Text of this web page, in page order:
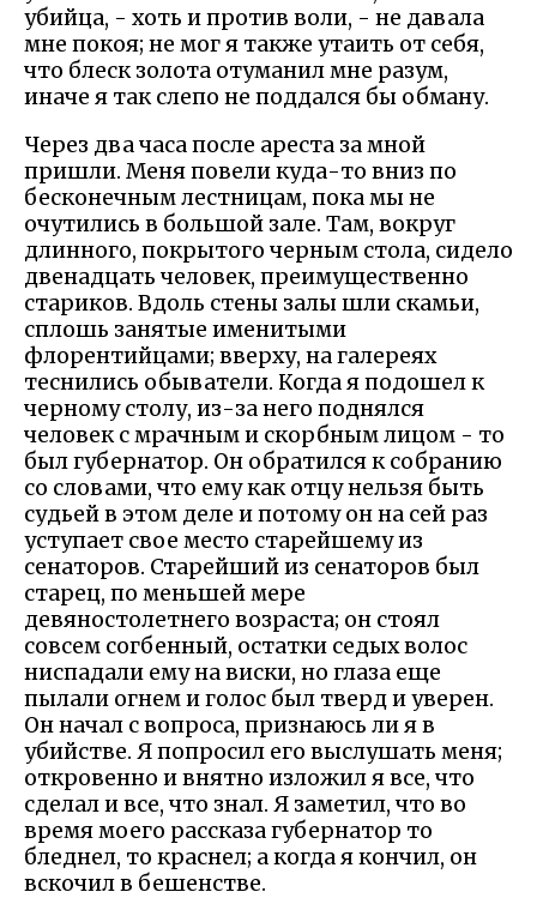
убийца, - хоть и против воли, - не давала
мне покоя; не мог я также утаить от себя,
что блеск золота отуманил мне разум,
иначе я так слепо не поддался бы обману.
Через два часа после ареста за мной
пришли. Меня повели куда-то вниз по
бесконечным лестницам, пока мы не
очутились в большой зале. Там, вокруг
длинного, покрытого черным стола, сидело
двенадцать человек, преимущественно
стариков. Вдоль стены залы шли скамьи,
сплошь занятые именитыми
флорентийцами; вверху, на галереях
теснились обыватели. Когда я подошел к
черному столу, из-за него поднялся
человек с мрачным и скорбным лицом - то
был губернатор. Он обратился к собранию
со словами, что ему как отцу нельзя быть
судьей в этом деле и потому он на сей раз
уступает свое место старейшему из
сенаторов. Старейший из сенаторов был
старец, по меньшей мере
девяностолетнего возраста; он стоял
совсем согбенный, остатки седых волос
ниспадали ему на виски, но глаза еще
пылали огнем и голос был тверд и уверен.
Он начал с вопроса, признаюсь ли я в
убийстве. Я попросил его выслушать меня;
откровенно и внятно изложил я все, что
сделал и все, что знал. Я заметил, что во
время моего рассказа губернатор то
бледнел, то краснел; а когда я кончил, он
вскочил в бешенстве.